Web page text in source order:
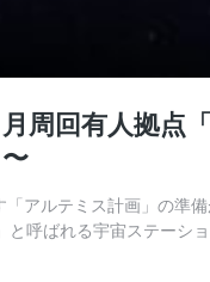
周回有人拠点
アルテミス計画」の準
と呼ばれる宇宙ステーシ